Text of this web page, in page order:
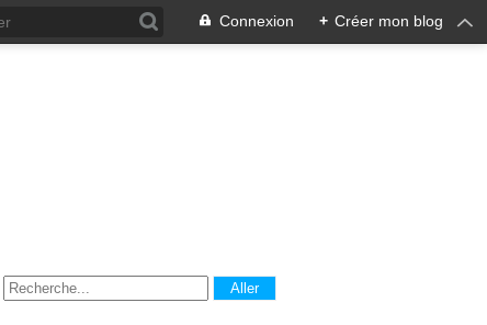
Connexion + Créer mon blog